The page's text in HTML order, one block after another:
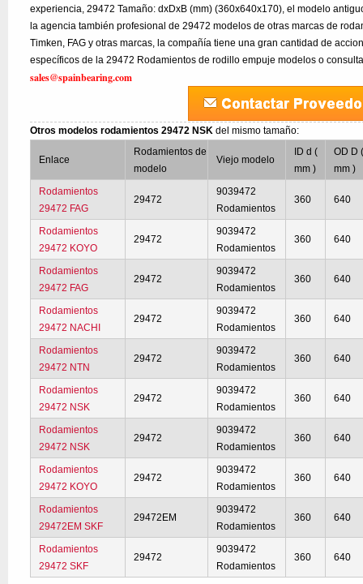
experiencia, 29472 Tamaño: dxDxB (mm) (360x640x170), el modelo
la agencia también profesional de 29472 modelos de otras marcas de
Timken, FAG y otras marcas, la compañía tiene una gran cantidad de
específicos de la 29472 Rodamientos de rodillo empuje modelos o
sales@spainbearing.com
Otros modelos rodamientos 29472 NSKdel mismo tamaño:
Enlace
Rodamientos de
modelo
Viejo modelo
ID d (
mm )
OD D
mm )
Rodamientos
29472 FAG
29472
9039472
Rodamientos
360 640
Rodamientos
29472 KOYO
29472
9039472
Rodamientos
360 640
Rodamientos
29472 FAG
29472
9039472
Rodamientos
360 640
Rodamientos
29472 NACHI
29472
9039472
Rodamientos
360 640
Rodamientos
29472 NTN
29472
9039472
Rodamientos
360 640
Rodamientos
29472 NSK
29472
9039472
Rodamientos
360 640
Rodamientos
29472 NSK
29472
9039472
Rodamientos
360 640
Rodamientos
29472 KOYO
29472
9039472
Rodamientos
360 640
Rodamientos
29472EM SKF
29472EM
9039472
Rodamientos
360 640
Rodamientos
29472 SKF
29472
9039472
Rodamientos
360 640